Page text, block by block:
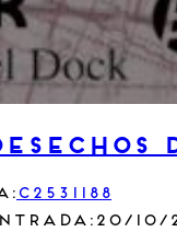
c2531188
20/10/